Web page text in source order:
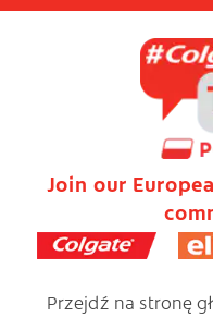
Join our
Przejdź na stronę